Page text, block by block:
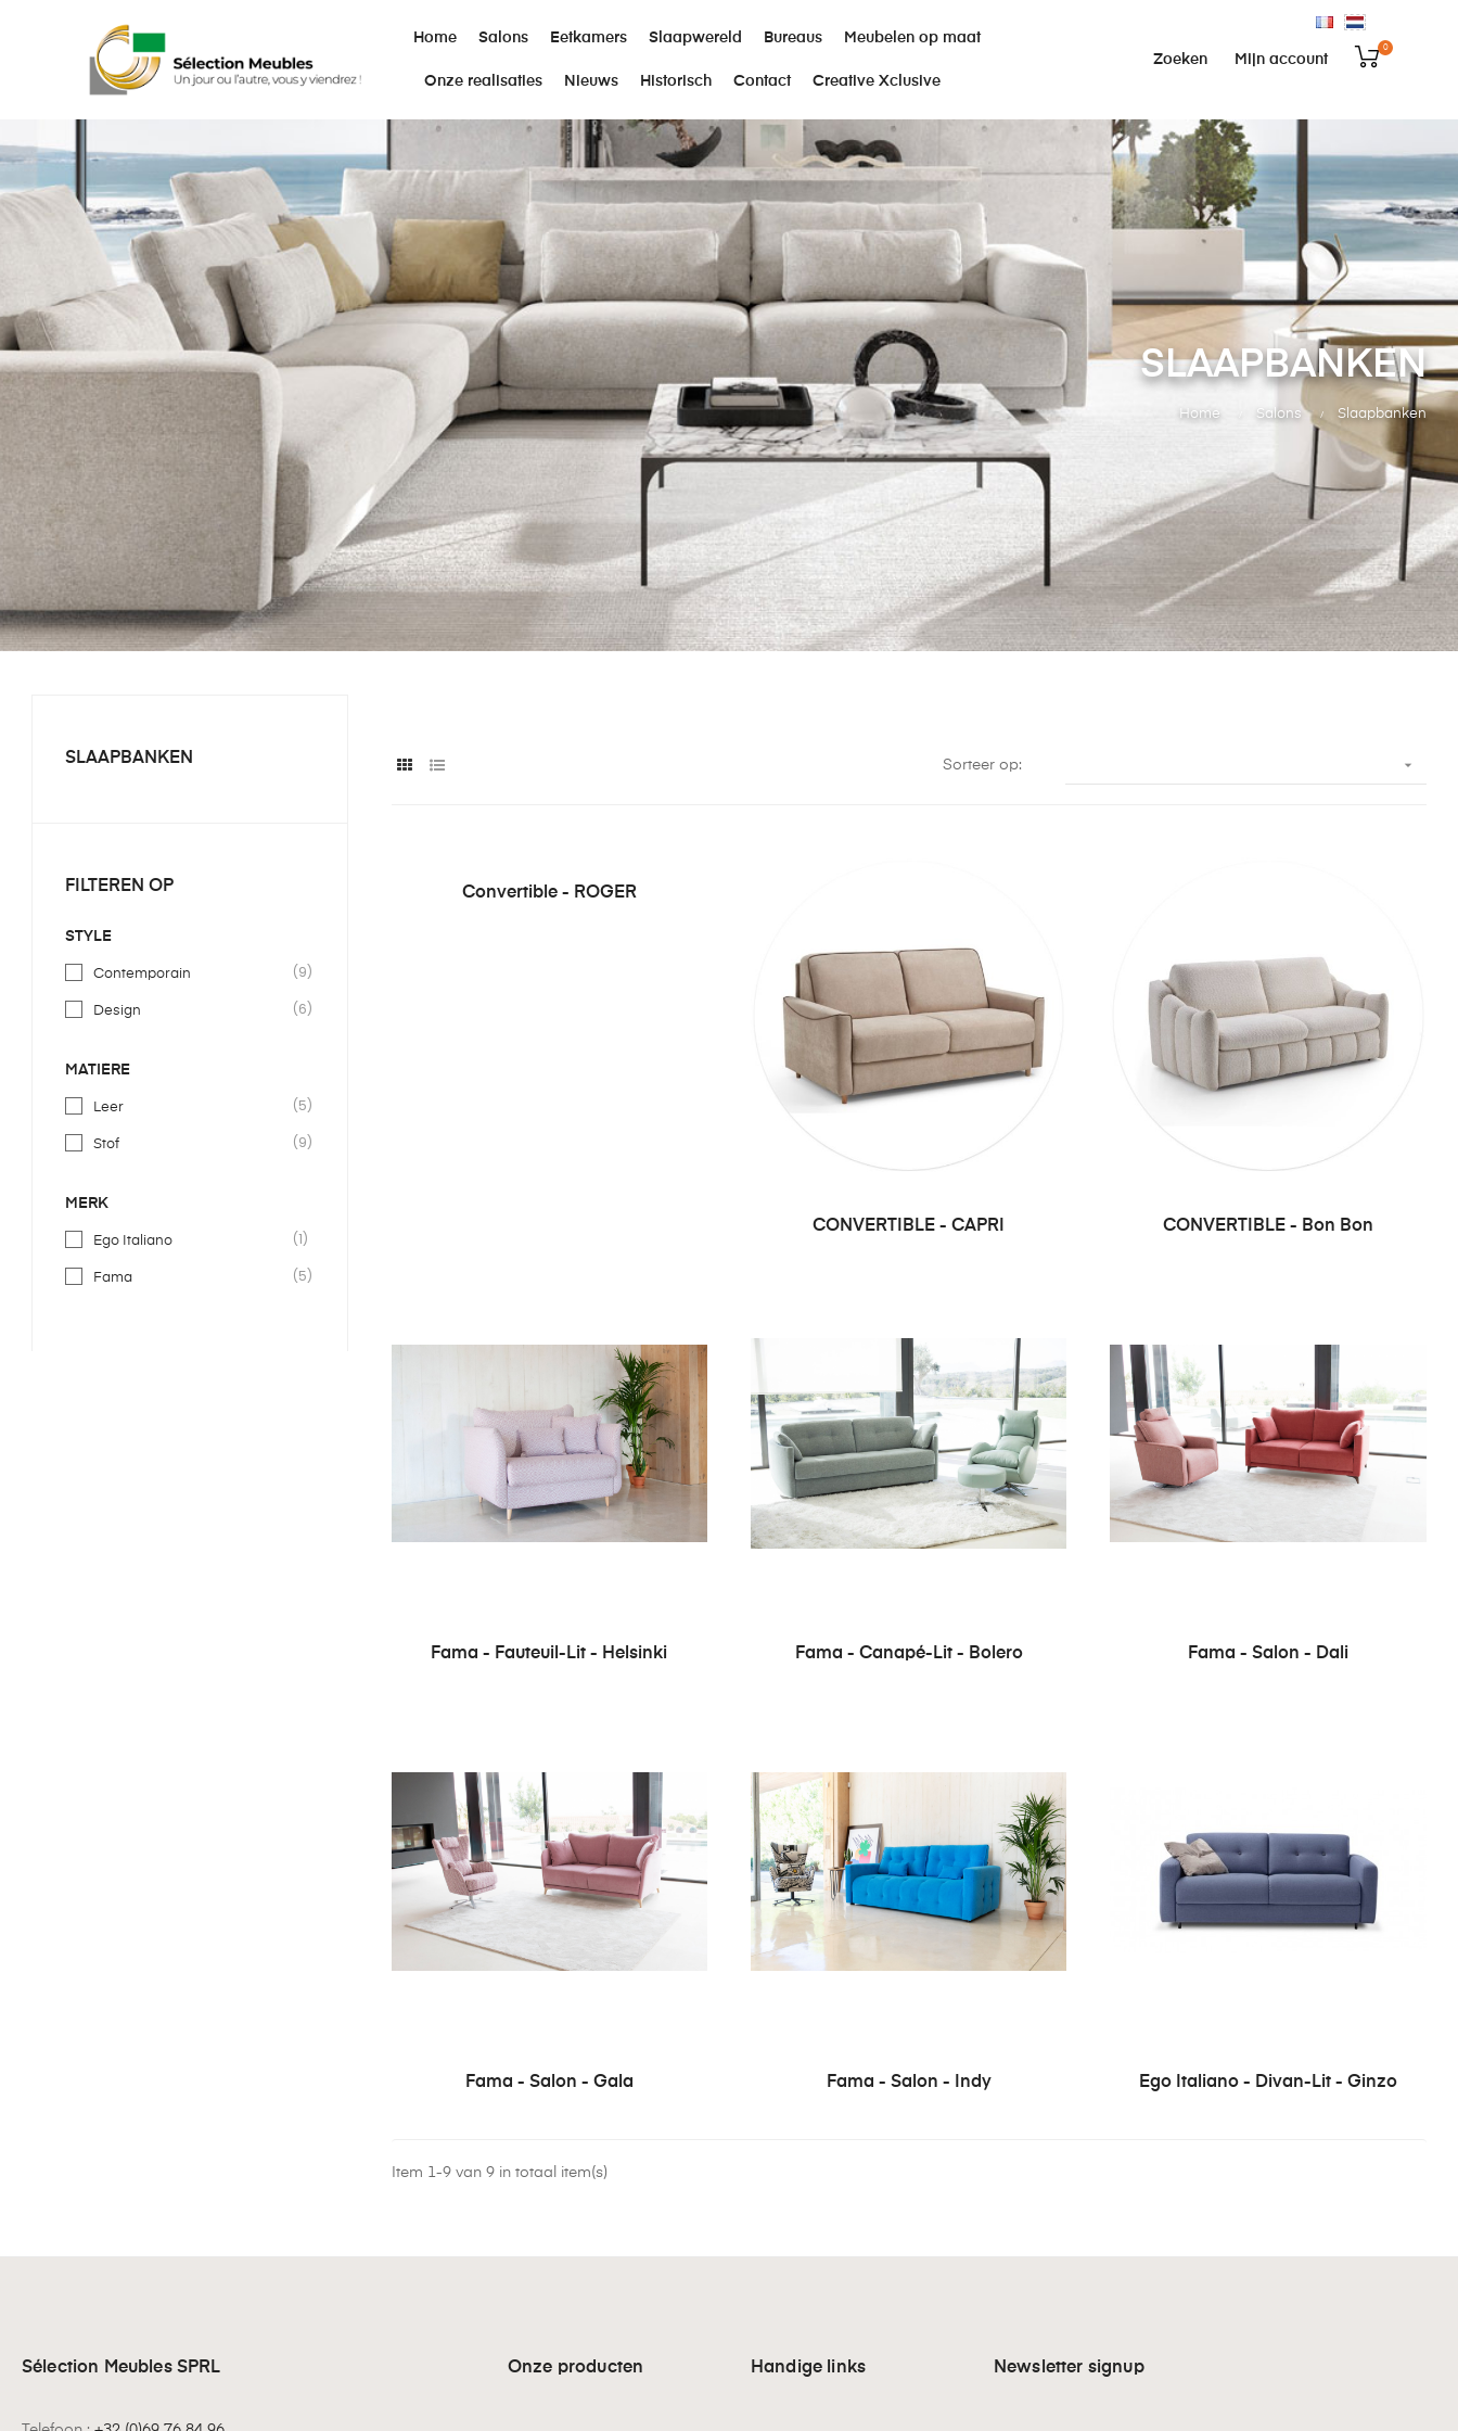
Home Salons Eetkamers Slaapwereld Bureaus Meubelen op maat
Onze realisaties Nieuws Historisch Contact Creative Xclusive
0
Mijn account
Zoeken
SLAAPBANKEN
Home Salons Slaapbanken
SLAAPBANKEN
FILTEREN OP
STYLE
Contemporain (9)
Design (6)
MATIÈRE
Leer (5)
Stof (9)
MERK
Ego Italiano (1)
Fama (5)
Sorteer op: 
Convertible - ROGER
CONVERTIBLE - CAPRI CONVERTIBLE - Bon Bon
Fama - Fauteuil-Lit - Helsinki Fama - Canapé-Lit - Bolero Fama - Salon - Dali
Fama - Salon - Gala Fama - Salon - Indy Ego Italiano - Divan-Lit - Ginzo
Item 1-9 van 9 in totaal item(s)
Sélection Meubles SPRL Onze producten Handige links Newsletter signup